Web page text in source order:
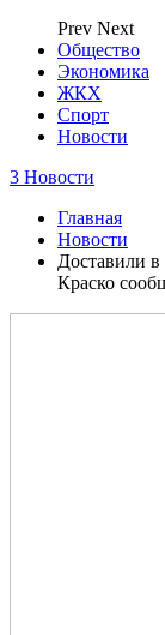
Prev Next
Общество
Экономика
ЖКХ
Спорт
Новости
3 Новости
Главная
Новости
Доставили
Краско